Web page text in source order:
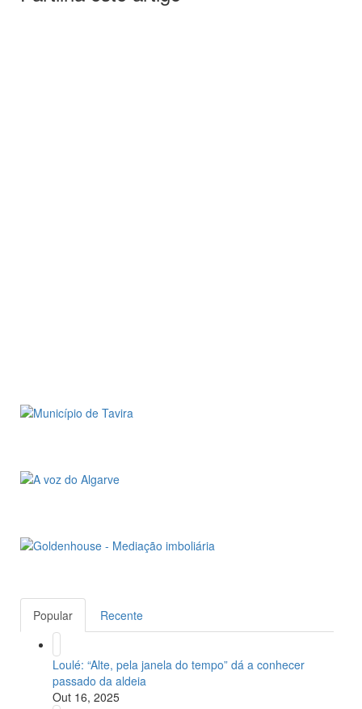
Popular Recente
Loulé: “Alte, pela janela do tempo” dá a conhecer
passado da aldeia
Out 16, 2025